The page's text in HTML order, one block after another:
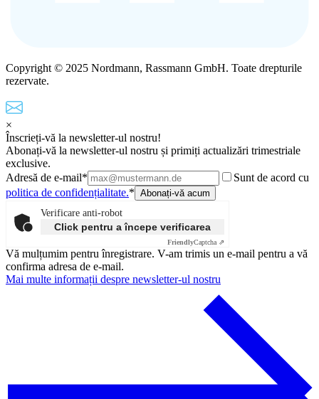
Copyright © 2025 Nordmann, Rassmann GmbH. Toate drepturile
rezervate.
×
Înscrieți-vă la newsletter-ul nostru!
Abonați-vă la newsletter-ul nostru și primiți actualizări trimestriale
exclusive.
Adresă de e-mail*
Sunt de acord cu
politica de confidențialitate.*
Verificare anti-robot
Click pentru a începe verificarea
FriendlyCaptcha ⇗
Vă mulțumim pentru înregistrare. V-am trimis un e-mail pentru a vă
confirma adresa de e-mail.
Mai multe informații despre newsletter-ul nostru